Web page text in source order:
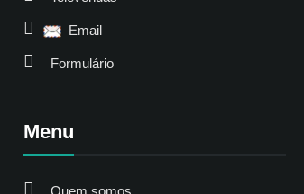
Email
Formulário
Menu